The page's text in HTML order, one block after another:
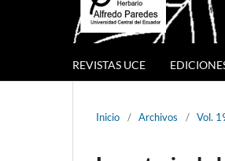
REVISTAS UCE
Inicio / Archivos / Vol.